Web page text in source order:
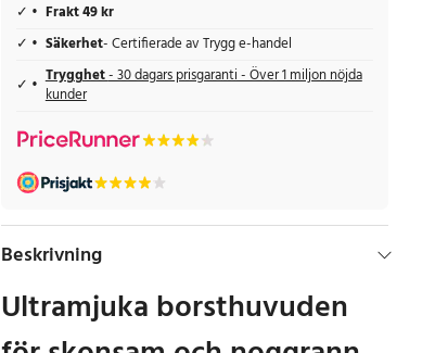
Frakt 49 kr
Säkerhet- Certifierade av Trygg e-handel
Trygghet- 30 dagars prisgaranti - Över 1 miljon nöjda
kunder
Beskrivning
Ultramjuka borsthuvuden